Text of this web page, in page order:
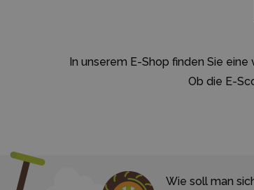
In unserem E-Shop finden Sie
Ob die E-
Wie soll man